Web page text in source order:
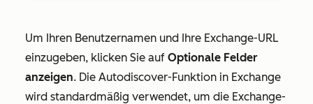
Um Ihren Benutzernamen und Ihre Exchange-URL
einzugeben, klicken Sie auf Optionale Felder
anzeigen. Die Autodiscover-Funktion in Exchange
wird standardmäßig verwendet, um die Exchange-